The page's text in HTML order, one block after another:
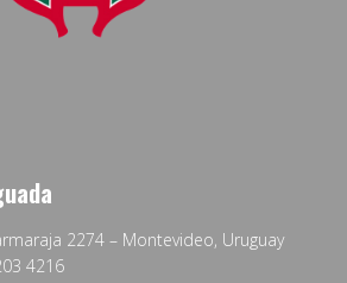
2274 – Montevideo, Uruguay
4216